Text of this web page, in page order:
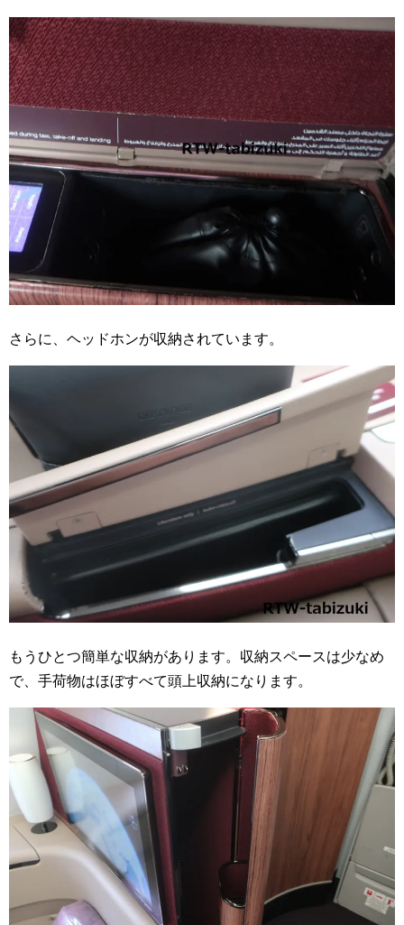
さらに、ヘッドホンが収納されています。
もうひとつ簡単な収納があります。収納スペースは少なめ
で、手荷物はほぼすべて頭上収納になります。